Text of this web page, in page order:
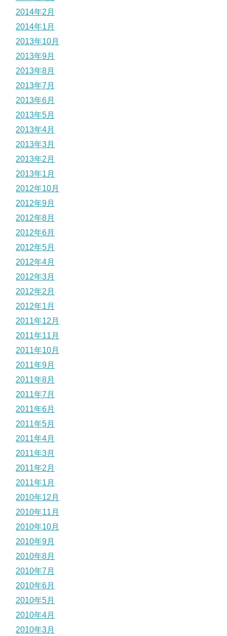
2014年2月
2014年1月
2013年10月
2013年9月
2013年8月
2013年7月
2013年6月
2013年5月
2013年4月
2013年3月
2013年2月
2013年1月
2012年10月
2012年9月
2012年8月
2012年6月
2012年5月
2012年4月
2012年3月
2012年2月
2012年1月
2011年12月
2011年11月
2011年10月
2011年9月
2011年8月
2011年7月
2011年6月
2011年5月
2011年4月
2011年3月
2011年2月
2011年1月
2010年12月
2010年11月
2010年10月
2010年9月
2010年8月
2010年7月
2010年6月
2010年5月
2010年4月
2010年3月